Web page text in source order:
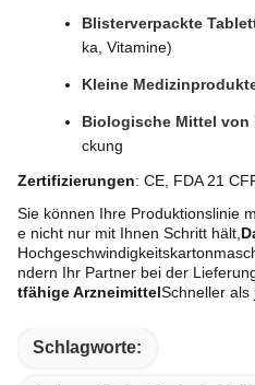
Blisterverpackte
ka, Vitamine)
Kleine
Biologische Mittel von
ckung
Zertifizierungen: CE, FDA 21
Sie können Ihre Produktionslinie
e nicht nur mit Ihnen Schritt hält,
ndern Ihr Partner bei der
tfähige ArzneimittelSchneller als
Schlagworte: